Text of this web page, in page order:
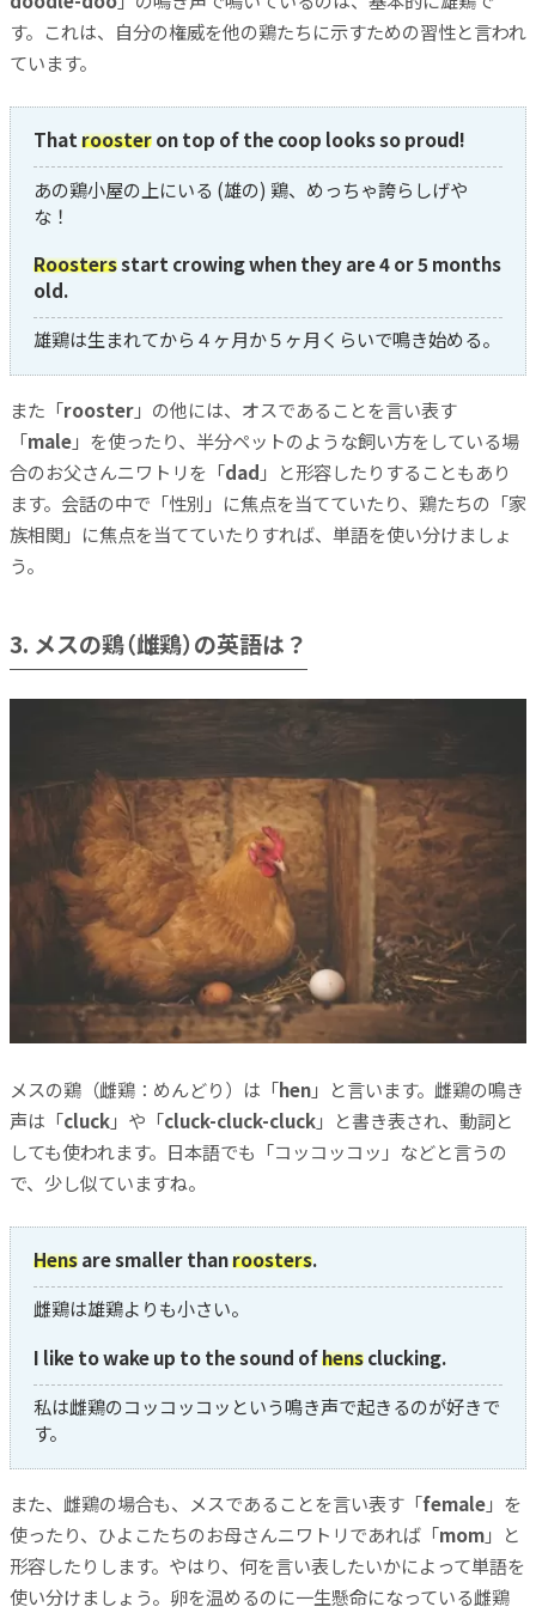
す。これは、自分の権威を他の鶏たちに示すための習性と言われ
ています。
Thatroosteron top of the coop looks so proud!
あの鶏小屋の上にいる (雄の) 鶏、めっちゃ誇らしげや
な！
Roostersstart crowing when they are 4 or 5 months
old.
雄鶏は生まれてから４ヶ月か５ヶ月くらいで鳴き始める。
また「rooster」の他には、オスであることを言い表す
「male」を使ったり、半分ペットのような飼い方をしている場
合のお父さんニワトリを「dad 」と形容したりすることもあり
ます。会話の中で「性別」に焦点を当てていたり、鶏たちの「家
族相関」に焦点を当てていたりすれば、単語を使い分けましょ
う。
3. メスの鶏（雌鶏）の英語は？
メスの鶏（雌鶏：めんどり）は「hen」と言います。雌鶏の鳴き
声は「cluck」や「cluck-cluck-cluck」と書き表され、動詞と
しても使われます。日本語でも「コッコッコッ」などと言うの
で、少し似ていますね。
Hensare smaller thanroosters.
雌鶏は雄鶏よりも小さい。
I like to wake up to the sound ofhensclucking.
私は雌鶏のコッコッコッという鳴き声で起きるのが好きで
す。
また、雌鶏の場合も、メスであることを言い表す「female」を
使ったり、ひよこたちのお母さんニワトリであれば「mom」と
形容したりします。やはり、何を言い表したいかによって単語を
使い分けましょう。卵を温めるのに一生懸命になっている雌鶏